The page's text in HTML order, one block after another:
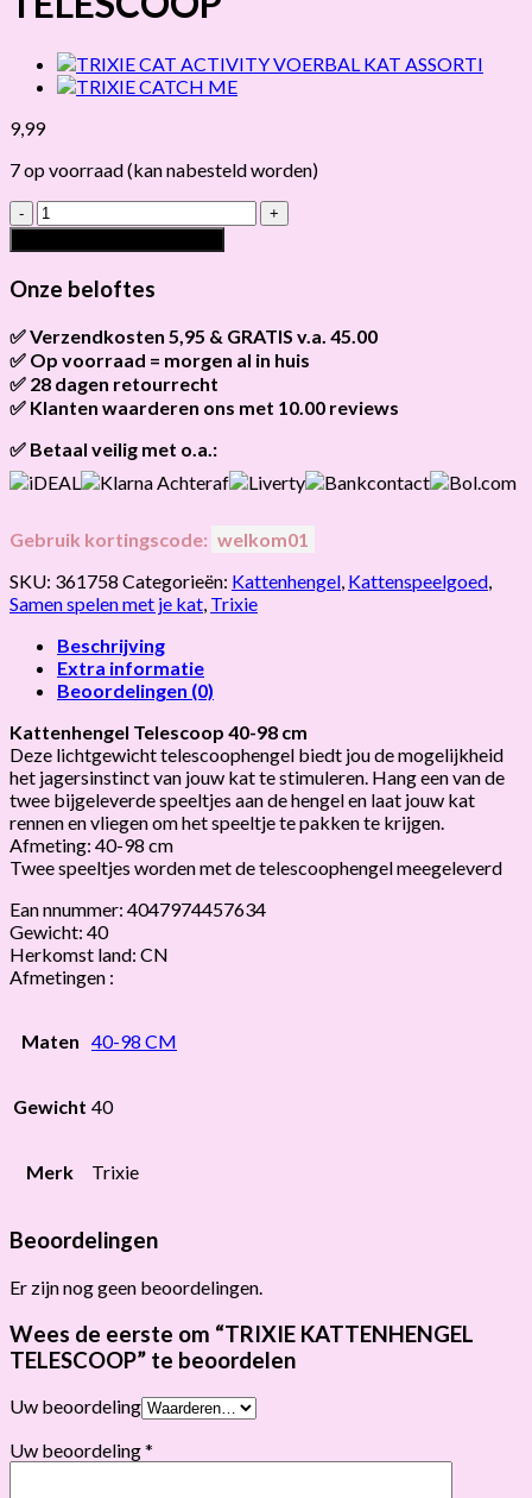
9,99
7 op voorraad (kan nabesteld worden)
TRIXIE
KATTENHENGEL
TELESCOOP
hoeveelheid
Onze beloftes
✅ Verzendkosten 5,95 & GRATIS v.a. 45.00
Brievenbus verzendingen zijn 3,95, een pakket 5,95 en
bestellingen v.a. 45,00 worden gratis verzonden.
✅ Op voorraad = morgen al in huis
Als het product op voorraad is en je bestelt vóór 13:00, wordt
hetvandaag nog verzonden.
✅ 28 dagen retourrecht
Niet tevreden? Geen probleem! Je hebt28 dagen
✅ Klanten waarderen ons met 10.00 reviews
✅ Betaal veilig met o.a.:
Gebruik kortingscode: welkom01
SKU: 361758 Categorieën: Kattenhengel Kattenspeelgoed
Samen spelen met je kat Trixie
Beschrijving
Extra informatie
Beoordelingen (0)
Kattenhengel Telescoop 40-98 cm
Deze lichtgewicht telescoophengel biedt jou de mogelijkheid
het jagersinstinct van jouw kat te stimuleren. Hang een van de
twee bijgeleverde speeltjes aan de hengel en laat jouw kat
rennen en vliegen om het speeltje te pakken te krijgen.
Afmeting: 40-98 cm
Twee speeltjes worden met de telescoophengel meegeleverd
Ean nnummer: 4047974457634
Gewicht: 40
Herkomst land: CN
Afmetingen :
Maten 40-98 CM
Gewicht 40
Merk Trixie
Beoordelingen
Er zijn nog geen beoordelingen.
Wees de eerste om “TRIXIE KATTENHENGEL
TELESCOOP” te beoordelen
Uw beoordeling
Uw beoordeling*